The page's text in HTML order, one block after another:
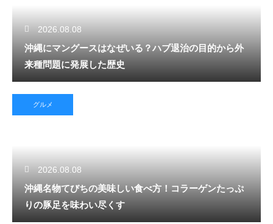
2026.08.08
沖縄にマングースはなぜいる？ハブ退治の目的から外
来種問題に発展した歴史
グルメ
2026.08.08
沖縄名物てびちの美味しい食べ方！コラーゲンたっぷ
りの豚足を味わい尽くす